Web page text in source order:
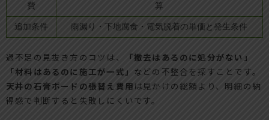
費
算
追加条件 雨漏り・下地腐食・電気脱着の単価と発生条件
過不足の見抜き方のコツは、
「撤去はあるのに処分がない」
「材料はあるのに施工が一式」 などの不整合を探すことです。
天井の石膏ボードの張替え費用 は見かけの総額より、明細の納
得感で判断すると失敗しにくいです。